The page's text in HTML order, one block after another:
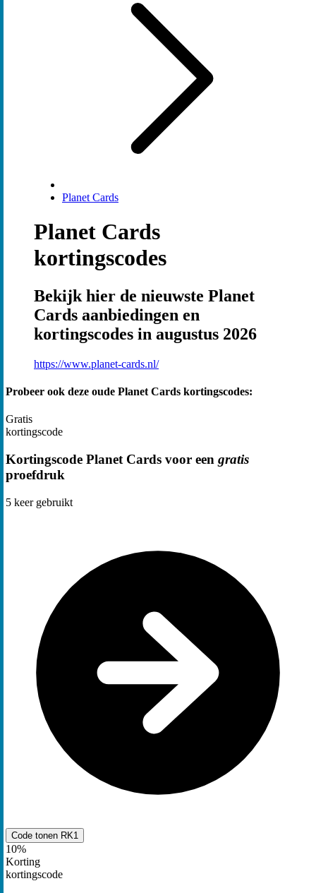
Planet Cards
Planet Cards
kortingscodes
Bekijk hier de nieuwste Planet
Cards aanbiedingen en
kortingscodes in augustus 2026
https://www.planet-cards.nl/
Probeer ook deze oude Planet Cards kortingscodes:
Gratis
kortingscode
Kortingscode Planet Cards voor een gratis
proefdruk
5 keer gebruikt
Code tonen RK1
10%
Korting
kortingscode